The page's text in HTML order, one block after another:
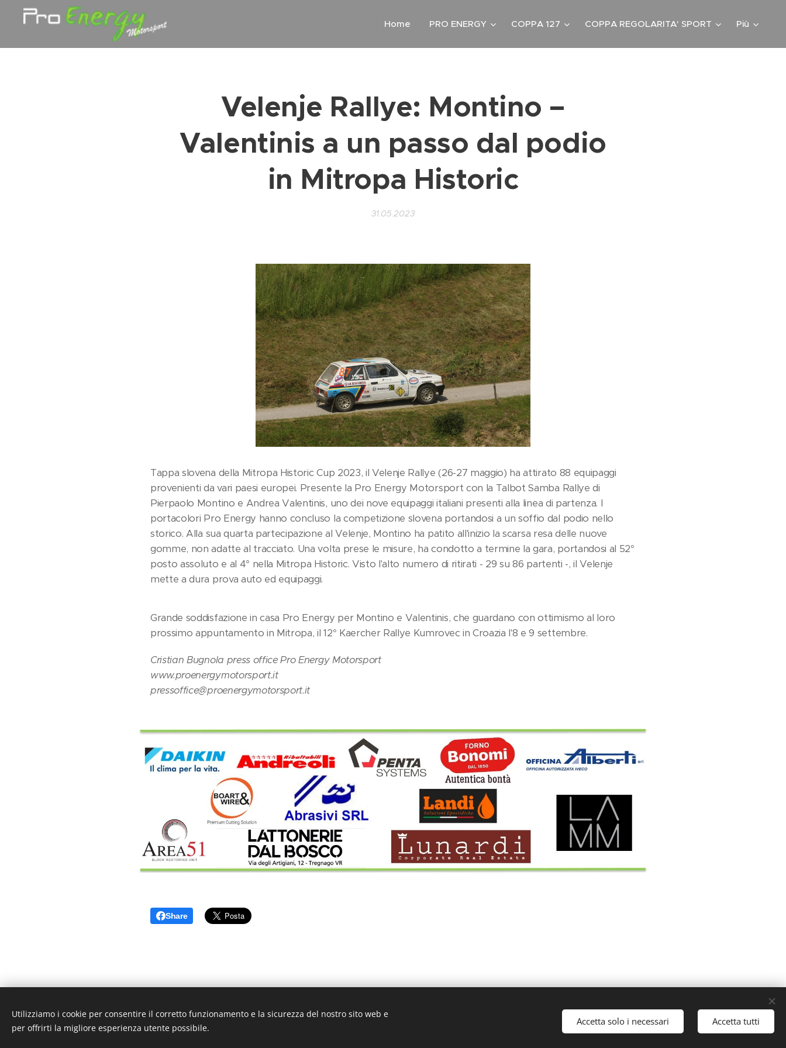
Home PRO ENERGY COPPA 127 COPPA REGOLARITA' SPORT Più
Velenje Rallye: Montino –
Valentinis a un passo dal podio
in Mitropa Historic
31.05.2023
Tappa slovena della Mitropa Historic Cup 2023, il Velenje Rallye (26-27 maggio) ha attirato 88 equipaggi
provenienti da vari paesi europei. Presente la Pro Energy Motorsport con la Talbot Samba Rallye di
Pierpaolo Montino e Andrea Valentinis, uno dei nove equipaggi italiani presenti alla linea di partenza. I
portacolori Pro Energy hanno concluso la competizione slovena portandosi a un soffio dal podio nello
storico. Alla sua quarta partecipazione al Velenje, Montino ha patito all'inizio la scarsa resa delle nuove
gomme, non adatte al tracciato. Una volta prese le misure, ha condotto a termine la gara, portandosi al 52°
posto assoluto e al 4° nella Mitropa Historic. Visto l'alto numero di ritirati - 29 su 86 partenti -, il Velenje
mette a dura prova auto ed equipaggi.
Grande soddisfazione in casa Pro Energy per Montino e Valentinis, che guardano con ottimismo al loro
prossimo appuntamento in Mitropa, il 12° Kaercher Rallye Kumrovec in Croazia l'8 e 9 settembre.
Cristian Bugnola press office Pro Energy Motorsport
www.proenergymotorsport.it
pressoffice@proenergymotorsport.it
Share
© 2017-2024 Pro Energy Motorsport I All Rights Reserved
Utilizziamo i cookie per consentire il corretto funzionamento e la sicurezza del nostro sito web e
per offrirti la migliore esperienza utente possibile.
Accetta solo i necessari Accetta tutti